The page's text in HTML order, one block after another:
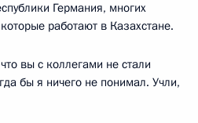
Германия, многих
работают в Казахстане.
вы с коллегами не стали
бы я ничего не понимал. Учли,